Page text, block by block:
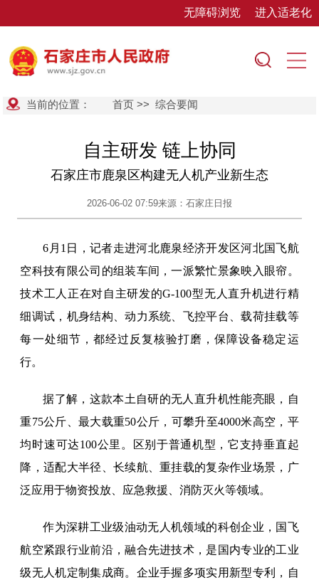
无障碍浏览 进入适老化
当前的位置： 首页 >>综合要闻
自主研发 链上协同
石家庄市鹿泉区构建无人机产业新生态
2026-06-02 07:59来源：石家庄日报
6月1日，记者走进河北鹿泉经济开发区河北国飞航
空科技有限公司的组装车间，一派繁忙景象映入眼帘。
技术工人正在对自主研发的G-100型无人直升机进行精
细调试，机身结构、动力系统、飞控平台、载荷挂载等
每一处细节，都经过反复核验打磨，保障设备稳定运
行。
据了解，这款本土自研的无人直升机性能亮眼，自
重75公斤、最大载重50公斤，可攀升至4000米高空，平
均时速可达100公里。区别于普通机型，它支持垂直起
降，适配大半径、长续航、重挂载的复杂作业场景，广
泛应用于物资投放、应急救援、消防灭火等领域。
作为深耕工业级油动无人机领域的科创企业，国飞
航空紧跟行业前沿，融合先进技术，是国内专业的工业
级无人机定制集成商。企业手握多项实用新型专利，自